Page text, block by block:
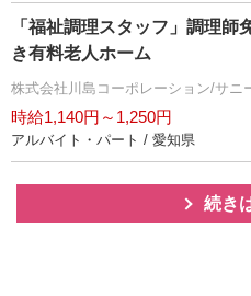
「福祉調理スタッフ」調理
き有料老人ホーム
株式会社川島コーポレーション/サニ
時給1,140円～1,250円
アルバイト・パート / 愛知県
続き